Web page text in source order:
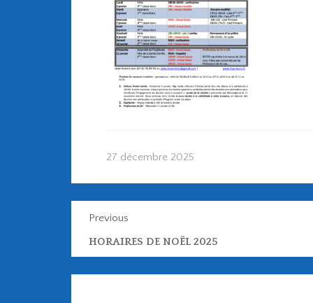
27 décembre 2025
Previous
HORAIRES DE NOËL 2025